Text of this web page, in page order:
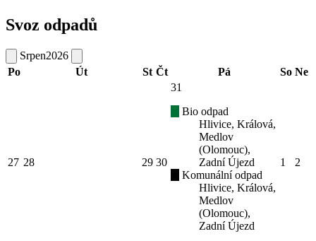
Svoz odpadů
Srpen2026
Po
Út St Čt Pá So Ne
27 28 29 30
31
Bio odpad
Hlivice, Králová,
Medlov
(Olomouc),
Zadní Újezd
Komunální odpad
Hlivice, Králová,
Medlov
(Olomouc),
Zadní Újezd
1 2